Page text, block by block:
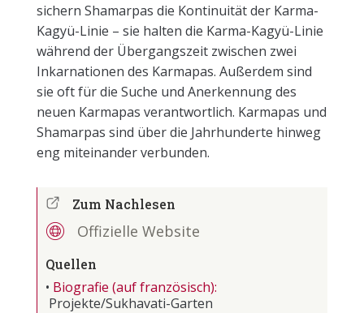
sichern Shamarpas die Kontinuität der Karma-
Kagyü-Linie – sie halten die Karma-Kagyü-Linie
während der Übergangszeit zwischen zwei
Inkarnationen des Karmapas. Außerdem sind
sie oft für die Suche und Anerkennung des
neuen Karmapas verantwortlich. Karmapas und
Shamarpas sind über die Jahrhunderte hinweg
eng miteinander verbunden.
Zum Nachlesen
Offizielle Website
Quellen
• Biografie (auf französisch):
Projekte/Sukhavati-Garten